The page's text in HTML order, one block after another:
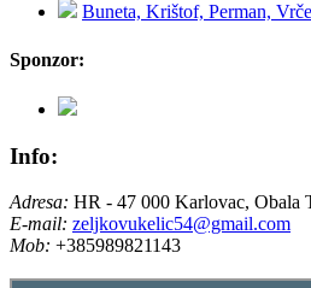
Buneta, Krištof, Perman,
Sponzor:
Info:
Adresa: HR - 47 000 Karlovac, Obala
E-mail: zeljkovukelic54@gmail.com
Mob: +385989821143